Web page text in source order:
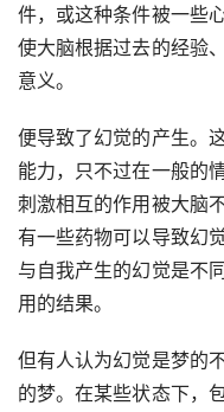
件，或这种条件被一些
使大脑根据过去的经验
意义。
便导致了幻觉的产生。
能力，只不过在一般的
刺激相互的作用被大脑
有一些药物可以导致幻
与自我产生的幻觉是不
用的结果。
但有人认为幻觉是梦的
的梦。在某些状态下，